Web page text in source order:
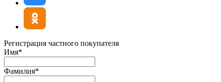
Регистрация частного покупателя
Имя*
Фамилия*